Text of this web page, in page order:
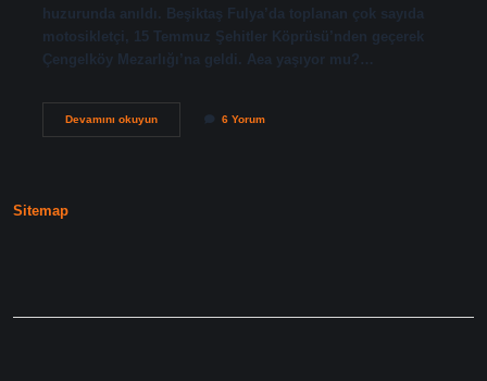
huzurunda anıldı. Beşiktaş Fulya’da toplanan çok sayıda
motosikletçi, 15 Temmuz Şehitler Köprüsü’nden geçerek
Çengelköy Mezarlığı’na geldi. Aea yaşıyor mu?…
Devamını okuyunAltın
6 Yorum
Sitemap